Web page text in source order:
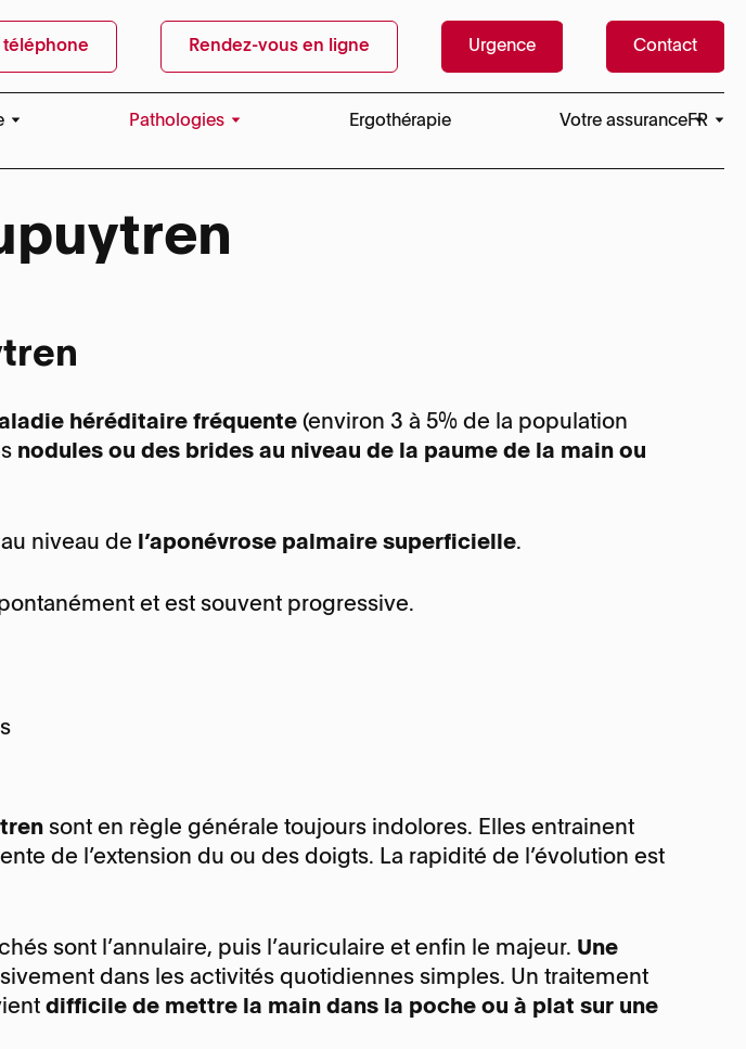
téléphone Rendez-vous en ligne Urgence Contact
mains
Pathologies
coude
Doigt en maillet ou mallet finger
Lésion des tendons fléchisseurs
Lésion du TFCC
fléchisseurs
Syndrome douloureux régional
Ergothérapie Votre assurance FR
8:00 - 17:30
8:00 - 16:30
35 – 1205 Genève
8:15 - 17:45
8:15 - 16:45
héréditaire fréquente (environ 3 à 5% de la population
nodules ou des brides au niveau de la paume de la main ou
niveau de l’aponévrose palmaire superficielle.
et est souvent progressive.
sont en règle générale toujours indolores. Elles entrainent
de l’extension du ou des doigts. La rapidité de l’évolution est
sont l’annulaire, puis l’auriculaire et enfin le majeur. Une
dans les activités quotidiennes simples. Un traitement
difficile de mettre la main dans la poche ou à plat sur une